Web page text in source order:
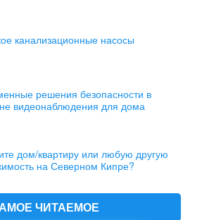
канализационные насосы
решения безопасности в
видеонаблюдения для дома
дом/квартиру или любую другую
на Северном Кипре?
ЧИТАЕМОЕ